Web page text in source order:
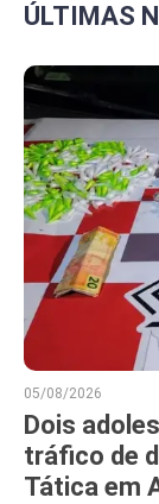
ÚLTIMAS
05/08/2026
Dois
tráfico de
Tática em